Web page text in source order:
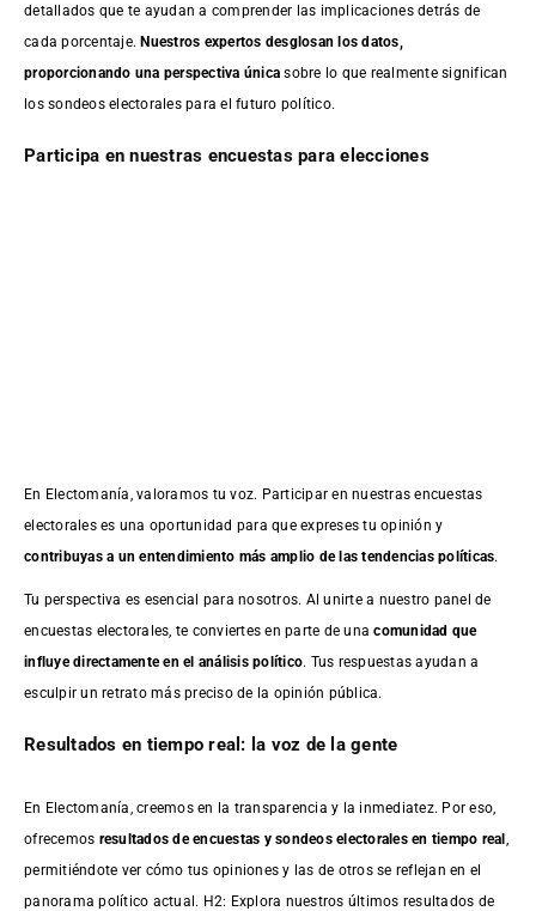
detallados que te ayudan a comprender las implicaciones detrás de
cada porcentaje.Nuestros expertos desglosan los datos,
proporcionando una perspectiva única sobre lo que realmente significan
los sondeos electorales para el futuro político.
Participa en nuestras encuestas para elecciones
En Electomanía, valoramos tu voz. Participar en nuestras encuestas
electorales es una oportunidad para que expreses tu opinión y
contribuyas a un entendimiento más amplio de las tendencias políticas.
Tu perspectiva es esencial para nosotros. Al unirte a nuestro panel de
encuestas electorales, te conviertes en parte de unacomunidad que
influye directamente en el análisis político. Tus respuestas ayudan a
esculpir un retrato más preciso de la opinión pública.
Resultados en tiempo real: la voz de la gente
En Electomanía, creemos en la transparencia y la inmediatez. Por eso,
ofrecemos resultados deencuestas y sondeos electorales en tiempo real
permitiéndote ver cómo tus opiniones y las de otros se reflejan en el
panorama político actual. H2: Explora nuestros últimos resultados de